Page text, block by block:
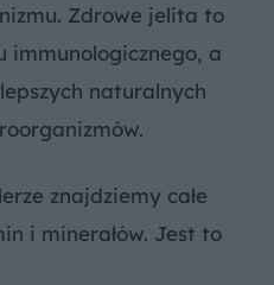
Zdrowe jelita to
immunologicznego, a
naturalnych
znajdziemy całe
i minerałów. Jest to